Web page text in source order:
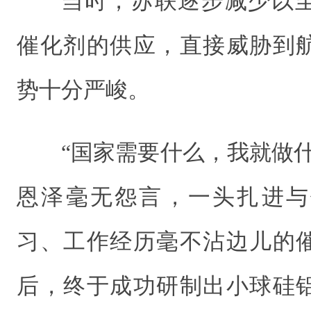
催化剂的供应，直接威胁到
势十分严峻。
“国家需要什么，我就做
恩泽毫无怨言，一头扎进
习、工作经历毫不沾边儿的
后，终于成功研制出小球硅